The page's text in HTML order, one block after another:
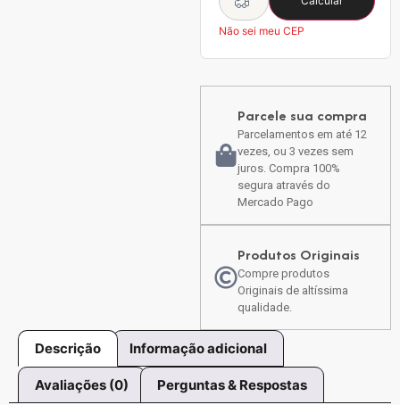
Não sei meu CEP
Parcele sua compra
Parcelamentos em até 12
vezes, ou 3 vezes sem
juros. Compra 100%
segura através do
Mercado Pago
Produtos Originais
Compre produtos
Originais de altíssima
qualidade.
Descrição Informação adicional
Avaliações (0) Perguntas & Respostas